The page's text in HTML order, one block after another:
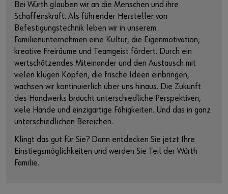
Bei Würth glauben wir an die Menschen und ihre
Schaffenskraft. Als führender Hersteller von
Befestigungstechnik leben wir in unserem
Familienunternehmen eine Kultur, die Eigenmotivation,
kreative Freiräume und Teamgeist fördert. Durch ein
wertschätzendes Miteinander und den Austausch mit
vielen klugen Köpfen, die frische Ideen einbringen,
wachsen wir kontinuierlich über uns hinaus. Die Zukunft
des Handwerks braucht unterschiedliche Perspektiven,
viele Hände und einzigartige Fähigkeiten. Und das in ganz
unterschiedlichen Bereichen.
Klingt das gut für Sie? Dann entdecken Sie jetzt Ihre
Einstiegsmöglichkeiten und werden Sie Teil der Würth
Familie.